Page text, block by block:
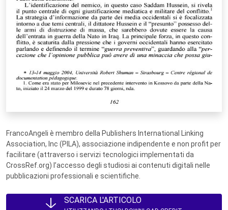
FrancoAngeli è membro della Publishers International Linking
Association, Inc (PILA), associazione indipendente e non profit per
facilitare (attraverso i servizi tecnologici implementati da
CrossRef.org) l’accesso degli studiosi ai contenuti digitali nelle
pubblicazioni professionali e scientifiche.
SCARICA L'ARTICOLO